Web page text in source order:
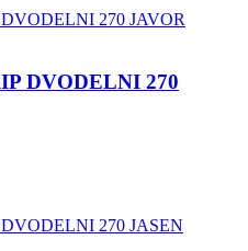
DVODELNI 270